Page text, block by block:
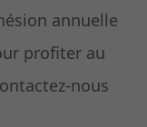
annuelle
profiter au
nous